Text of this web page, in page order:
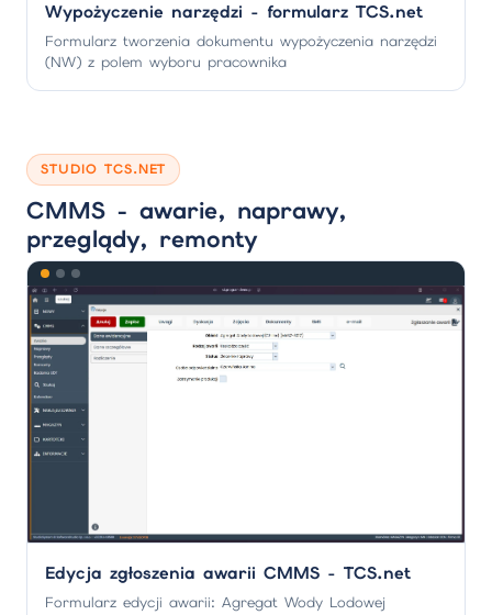
Wypożyczenie narzędzi - formularz TCS.net
Formularz tworzenia dokumentu wypożyczenia narzędzi
(NW) z polem wyboru pracownika
STUDIO TCS.NET
CMMS - awarie, naprawy,
przeglądy, remonty
Edycja zgłoszenia awarii CMMS - TCS.net
Formularz edycji awarii: Agregat Wody Lodowej